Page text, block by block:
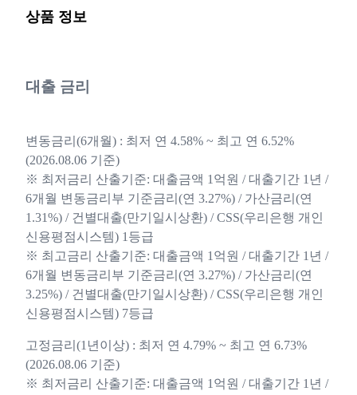
상품 정보
대출 금리
변동금리(6개월) : 최저 연 4.58% ~ 최고 연 6.52%
(2026.08.06 기준)
※ 최저금리 산출기준: 대출금액 1억원 / 대출기간 1년 /
6개월 변동금리부 기준금리(연 3.27%) / 가산금리(연
1.31%) / 건별대출(만기일시상환) / CSS(우리은행 개인
신용평점시스템) 1등급
※ 최고금리 산출기준: 대출금액 1억원 / 대출기간 1년 /
6개월 변동금리부 기준금리(연 3.27%) / 가산금리(연
3.25%) / 건별대출(만기일시상환) / CSS(우리은행 개인
신용평점시스템) 7등급
고정금리(1년이상) : 최저 연 4.79% ~ 최고 연 6.73%
(2026.08.06 기준)
※ 최저금리 산출기준: 대출금액 1억원 / 대출기간 1년 /